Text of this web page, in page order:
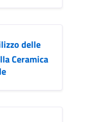
delle
Ceramica